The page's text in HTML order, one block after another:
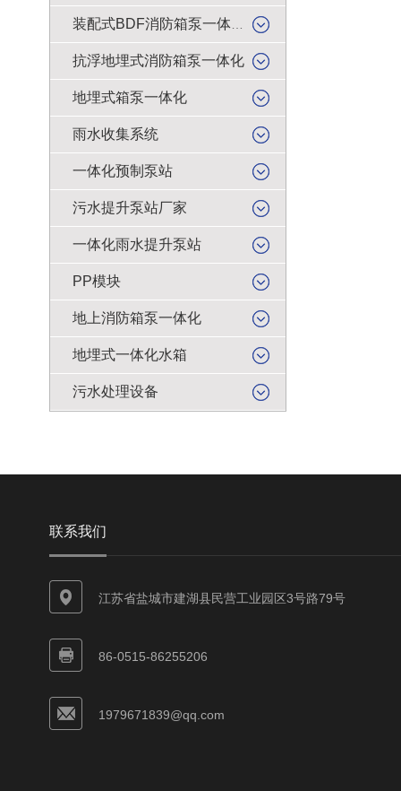
抗浮地埋式消防箱泵一体化
地埋式箱泵一体化
雨水收集系统
一体化预制泵站
污水提升泵站厂家
一体化雨水提升泵站
PP模块
地上消防箱泵一体化
地埋式一体化水箱
污水处理设备
联系我们
江苏省盐城市建湖县民营工业园区3号路79号
86-0515-86255206
1979671839@qq.com